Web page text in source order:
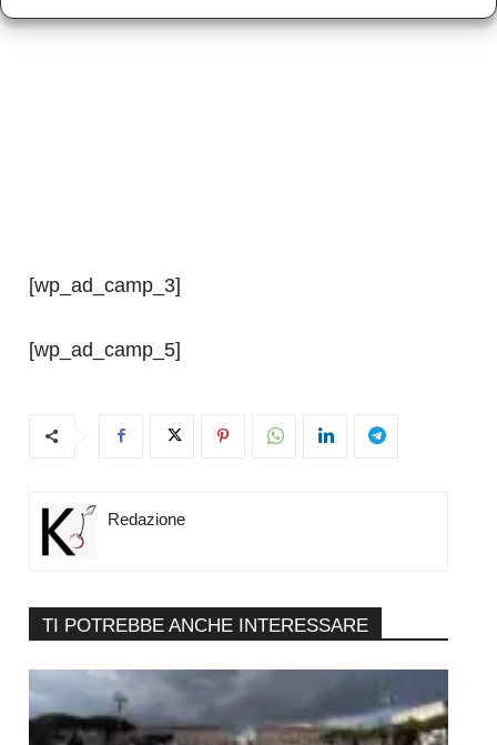
[wp_ad_camp_3]
[wp_ad_camp_5]
Redazione
TI POTREBBE ANCHE INTERESSARE